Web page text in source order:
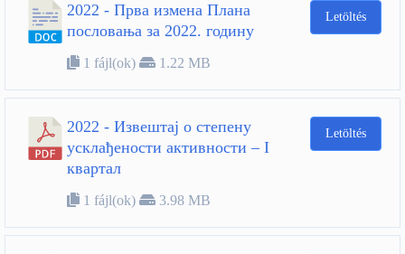
2022 - Прва измена Плана
пословања за 2022. годину
1 fájl(ok) 1.22 MB
Letöltés
2022 - Извештај о степену
усклађености активности – I
квартал
1 fájl(ok) 3.98 MB
Letöltés